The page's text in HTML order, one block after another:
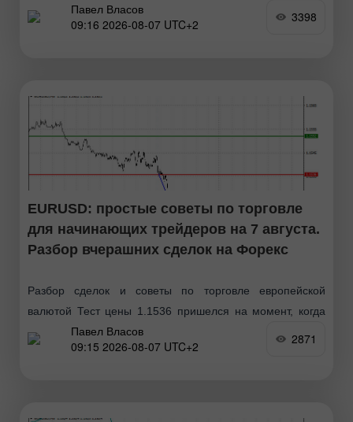
MACD только начинал движение вверх от нулевой
отметки, что стало подтверждением правильной точки
Павел Власов
09:16 2026-08-07 UTC+2
3398
EURUSD: простые советы по торговле
для начинающих трейдеров на 7 августа.
Разбор вчерашних сделок на Форекс
Разбор сделок и советы по торговле европейской
валютой Тест цены 1.1536 пришелся на момент, когда
индикатор MACD только начинал движение вниз от
нулевой отметки, что стало подтверждением правильной
Павел Власов
09:15 2026-08-07 UTC+2
2871